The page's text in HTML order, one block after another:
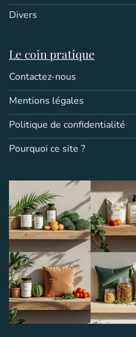
Divers
Le coin pratique
Contactez-nous
Mentions légales
Politique de confidentialité
Pourquoi ce site ?